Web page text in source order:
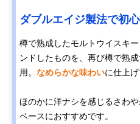
ダブルエイジ製法で初
樽で熟成したモルトウイスキ
ンドしたものを、再び樽で熟
用。 なめらかな味わいに仕上げ
ほのかに洋ナシを感じるさわ
ベースにおすすめです。